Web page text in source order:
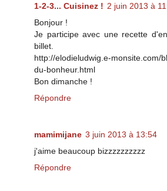
1-2-3... Cuisinez ! 2 juin 2013 à
Bonjour !
Je participe avec une recette
billet.
http://elodieludwig.e-monsite.com/
du-bonheur.html
Bon dimanche !
Répondre
mamimijane 3 juin 2013 à 13:54
j'aime beaucoup bizzzzzzzzzz
Répondre